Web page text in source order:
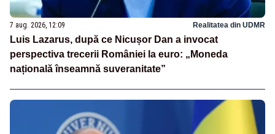
7 aug. 2026, 12:09 Realitatea din UDMR
Luis Lazarus, după ce Nicușor Dan a invocat
perspectiva trecerii României la euro: „Moneda
națională înseamnă suveranitate”